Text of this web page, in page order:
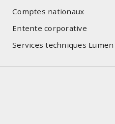
Comptes nationaux
Entente corporative
Services techniques Lumen